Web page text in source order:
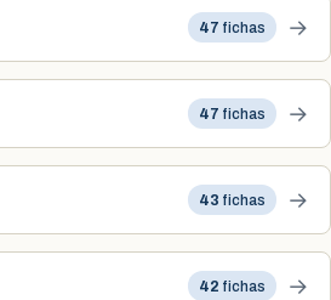
47 fichas →
47 fichas →
43 fichas →
42 fichas →